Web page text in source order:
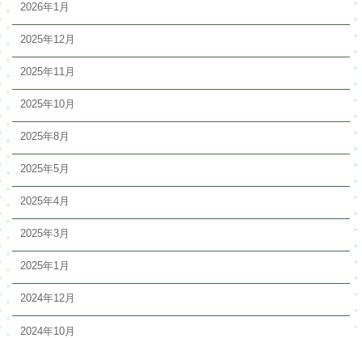
2026年1月
2025年12月
2025年11月
2025年10月
2025年8月
2025年5月
2025年4月
2025年3月
2025年1月
2024年12月
2024年10月